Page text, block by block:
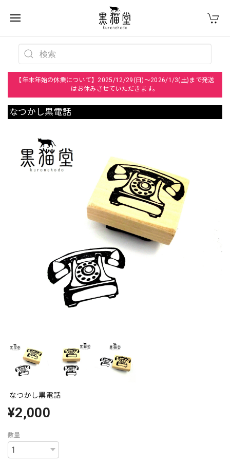
【年末年始の休業について】2025/12/29(日)～2026/1/3(土)まで発送
はお休みさせていただきます。
なつかし黒電話
なつかし黒電話
¥2,000
数量